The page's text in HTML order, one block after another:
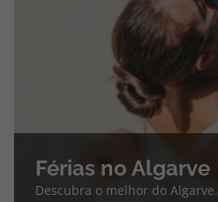
Férias no Algarve
Descubra o melhor do Algarve.